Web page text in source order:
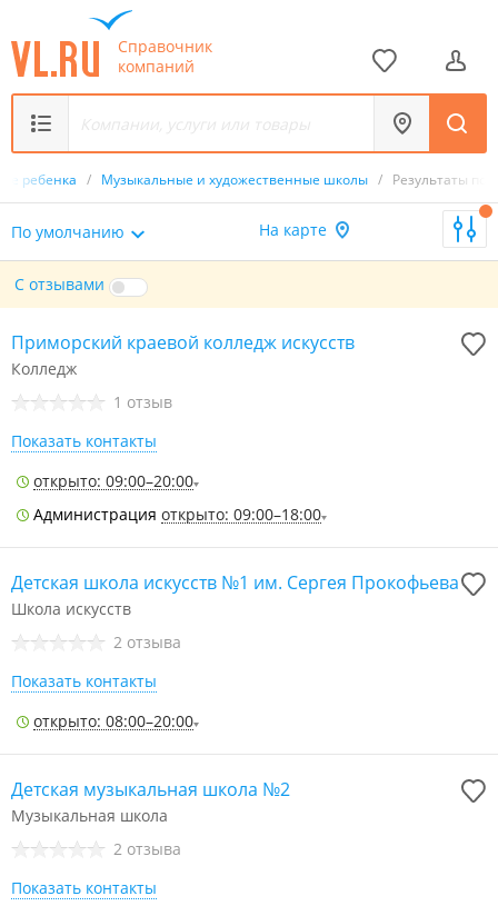
Справочник
компаний
ребенка / Музыкальные и художественные школы / Результаты
По умолчанию На карте
С отзывами
Приморский краевой колледж искусств
Колледж
1 отзыв
Показать контакты
открыто: 09:00–20:00
Администрация открыто: 09:00–18:00
Детская школа искусств №1 им. Сергея Прокофьева
Школа искусств
2 отзыва
Показать контакты
открыто: 08:00–20:00
Детская музыкальная школа №2
Музыкальная школа
2 отзыва
Показать контакты